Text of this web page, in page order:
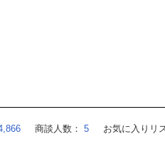
商談人数： 5 お気に入りリ